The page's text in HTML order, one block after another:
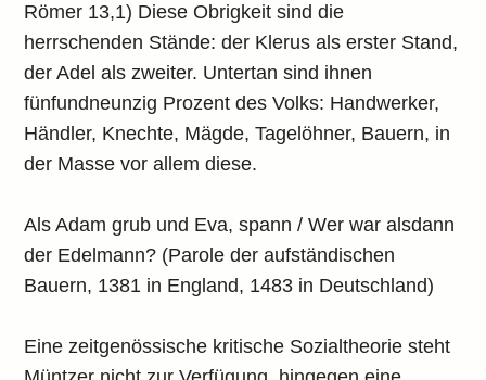
Römer 13,1) Diese Obrigkeit sind die
herrschenden Stände: der Klerus als erster Stand,
der Adel als zweiter. Untertan sind ihnen
fünfundneunzig Prozent des Volks: Handwerker,
Händler, Knechte, Mägde, Tagelöhner, Bauern, in
der Masse vor allem diese.
Als Adam grub und Eva, spann / Wer war alsdann
der Edelmann? (Parole der aufständischen
Bauern, 1381 in England, 1483 in Deutschland)
Eine zeitgenössische kritische Sozialtheorie steht